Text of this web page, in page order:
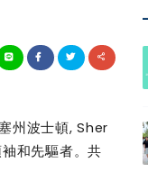
州波士頓, Sher
和先驅者。共